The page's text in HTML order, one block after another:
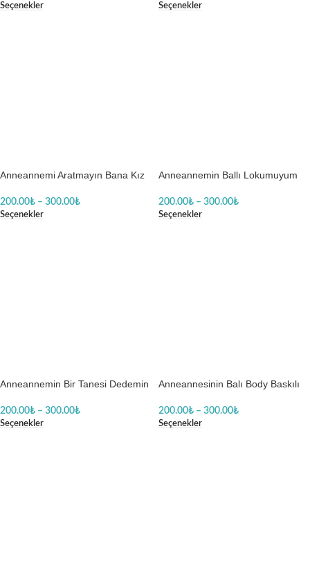
Seçenekler Seçenekler
Anneannemi Aratmayın Bana Kız
200.00₺ – 300.00₺
Seçenekler
Anneannemin Ballı Lokumuyum
200.00₺ – 300.00₺
Seçenekler
Anneannemin Bir Tanesi Dedemin
200.00₺ – 300.00₺
Seçenekler
Anneannesinin Balı Body Baskılı
200.00₺ – 300.00₺
Seçenekler